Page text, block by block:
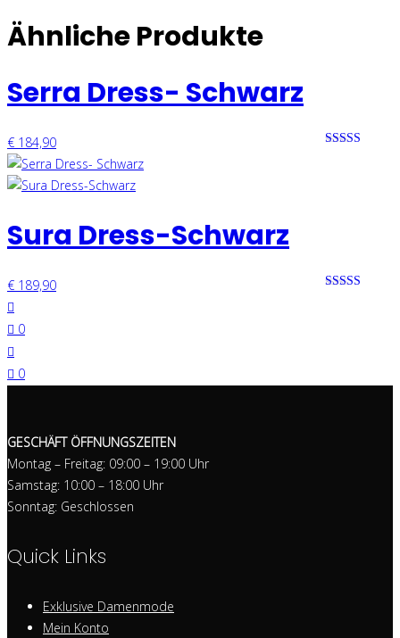
Ähnliche Produkte
Serra Dress- Schwarz
€ 184,90
Sura Dress-Schwarz
€ 189,90
0
0
GESCHÄFT ÖFFNUNGSZEITEN
Montag – Freitag: 09:00 – 19:00 Uhr
Samstag: 10:00 – 18:00 Uhr
Sonntag: Geschlossen
Quick Links
Exklusive Damenmode
Mein Konto